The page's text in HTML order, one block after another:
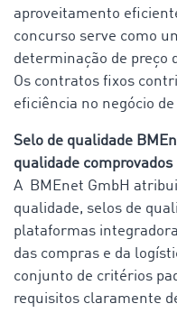
aproveitamento
concurso serve como
determinação de preço
Os contratos fixos
eficiência no negócio
Selo de qualidade
qualidade comprovados
A BMEnet GmbH
qualidade, selos de
plataformas
das compras e da
conjunto de critérios
requisitos claramente